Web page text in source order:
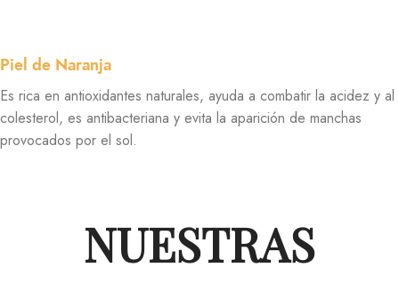
Piel de Naranja
Es rica en antioxidantes naturales, ayuda a combatir la acidez y al
colesterol, es antibacteriana y evita la aparición de manchas
provocados por el sol.
NUESTRAS